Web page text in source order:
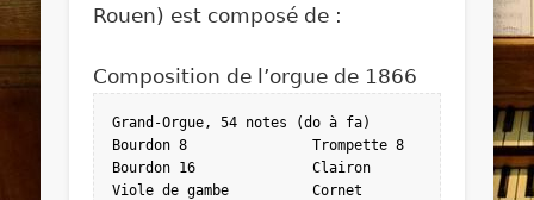
Rouen) est composé de :
Composition de l’orgue de 1866
Grand-Orgue, 54 notes (do à fa)
Bourdon 8	        Trompette 8
Bourdon 16	        Clairon
Viole de gambe	        Cornet